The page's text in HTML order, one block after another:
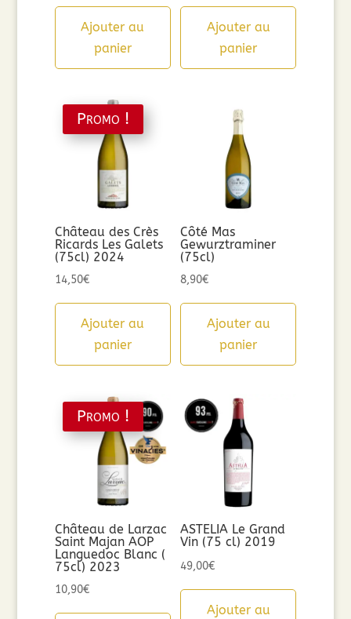
Ajouter au
panier
Ajouter au
panier
Promo !
Château des Crès
Ricards Les Galets
(75cl) 2024
14,50€
Ajouter au
panier
Côté Mas
Gewurztraminer
(75cl)
8,90€
Ajouter au
panier
Promo !
Château de Larzac
Saint Majan AOP
Languedoc Blanc (
75cl) 2023
10,90€
ASTELIA Le Grand
Vin (75 cl) 2019
49,00€
Ajouter au